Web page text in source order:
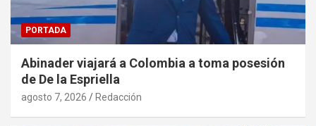
PORTADA
Abinader viajará a Colombia a toma posesión
de De la Espriella
agosto 7, 2026 Redacción